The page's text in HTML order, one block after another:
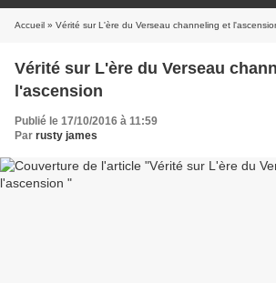
Accueil » Vérité sur L'ère du Verseau channeling et
Vérité sur L'ère du Verseau
l'ascension
Publié le 17/10/2016 à 11:59
Par rusty james